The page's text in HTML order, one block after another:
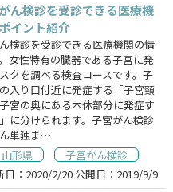
ん検診を受診できる医療機
イント紹介
検診を受診できる医療機関の情
女性特有の臓器である子宮に発
クを調べる検査コースです。子
入り口付近に発症する「子宮頸
宮の奥にある本体部分に発症す
に分けられます。子宮がん検診
単独ま…
山形県
子宮がん検診
日： 2020/2/20 公開日： 2019/9/9